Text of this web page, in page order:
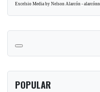
Excelsio Media by Nelson Alarcón -
POPULAR